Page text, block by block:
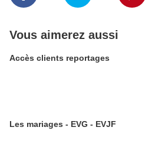
Vous aimerez aussi
Accès clients reportages
Les mariages - EVG - EVJF